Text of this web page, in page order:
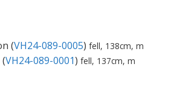
(VH24-089-0005) fell, 138cm, m
VH24-089-0001) fell, 137cm, m